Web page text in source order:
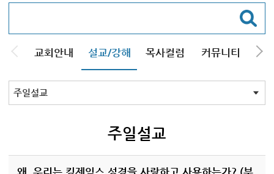
교회안내 설교/강해 목사컬럼 커뮤니티 기
주일설교
주일설교